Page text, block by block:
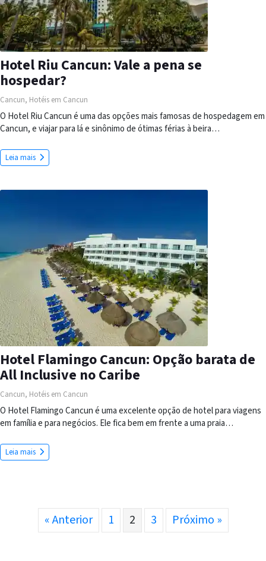
Hotel Riu Cancun: Vale a pena se
hospedar?
Cancun, Hotéis em Cancun
O Hotel Riu Cancun é uma das opções mais famosas de hospedagem em
Cancun, e viajar para lá e sinônimo de ótimas férias à beira…
Leia mais
Hotel Flamingo Cancun: Opção barata de
All Inclusive no Caribe
Cancun, Hotéis em Cancun
O Hotel Flamingo Cancun é uma excelente opção de hotel para viagens
em família e para negócios. Ele fica bem em frente a uma praia…
Leia mais
« Anterior 1 2 3 Próximo »